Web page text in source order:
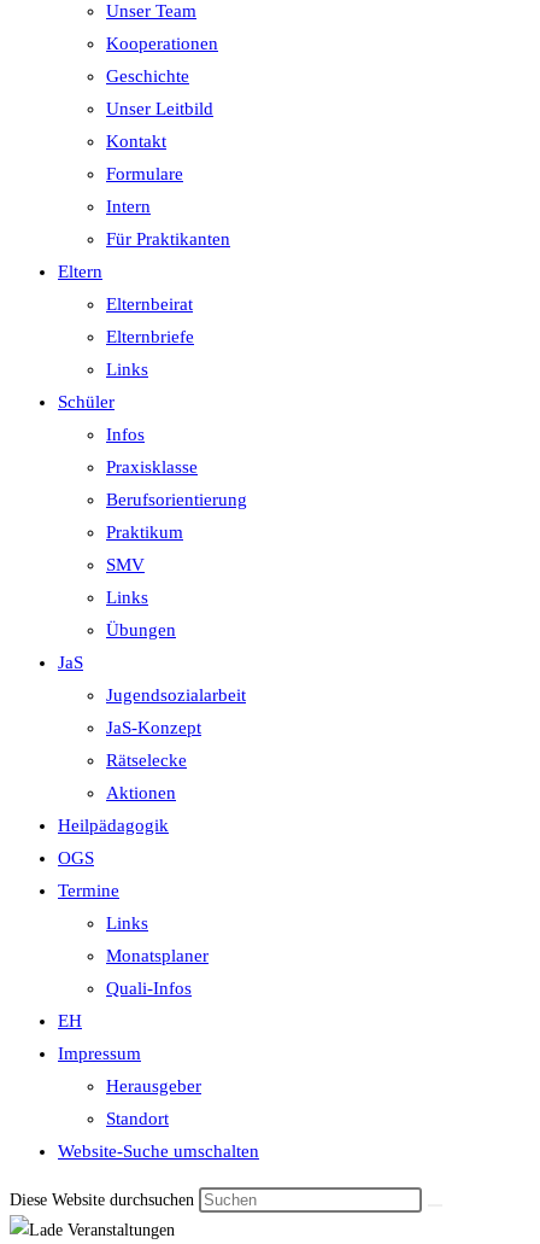
Unser Team
Kooperationen
Geschichte
Unser Leitbild
Kontakt
Formulare
Intern
Für Praktikanten
Eltern
Elternbeirat
Elternbriefe
Links
Schüler
Infos
Praxisklasse
Berufsorientierung
Praktikum
SMV
Links
Übungen
JaS
Jugendsozialarbeit
JaS-Konzept
Rätselecke
Aktionen
Heilpädagogik
OGS
Termine
Links
Monatsplaner
Quali-Infos
EH
Impressum
Herausgeber
Standort
Website-Suche umschalten
Diese Website durchsuchen